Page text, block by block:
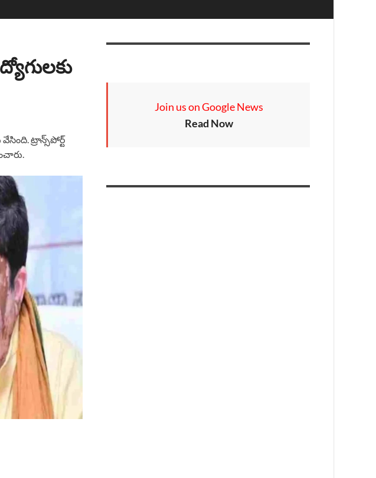
ట్రాన్స్‌పోర్ట్
Join us on Google News
Read Now